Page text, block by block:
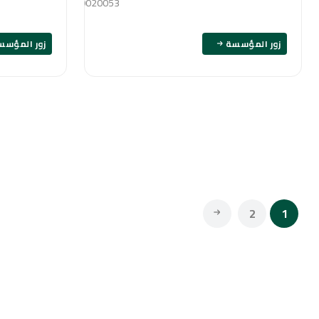
زور المؤسسة زور
1
2